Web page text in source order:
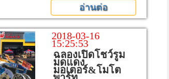
อ่านต่อ
2018-03-16
15:25:53
ฉลองเปิดโชว์รูม
มดแดง
มอเตอร์&โมโต